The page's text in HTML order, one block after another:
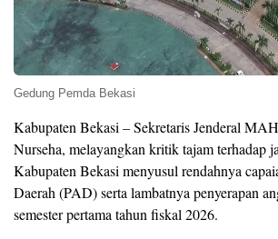
Gedung Pemda Bekasi
Kabupaten Bekasi – Sekretaris Jenderal
Nurseha, melayangkan kritik tajam terhadap
Kabupaten Bekasi menyusul rendahnya
Daerah (PAD) serta lambatnya penyerapan
semester pertama tahun fiskal 2026.